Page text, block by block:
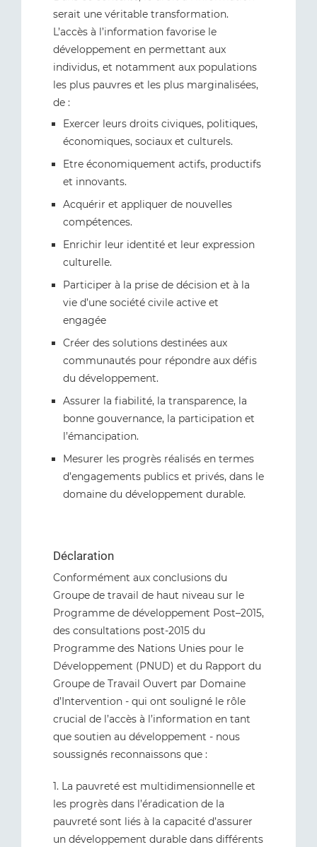
serait une véritable transformation.
L’accès à l’information favorise le
développement en permettant aux
individus, et notamment aux populations
les plus pauvres et les plus marginalisées,
de :
Exercer leurs droits civiques, politiques,
économiques, sociaux et culturels.
Etre économiquement actifs, productifs
et innovants.
Acquérir et appliquer de nouvelles
compétences.
Enrichir leur identité et leur expression
culturelle.
Participer à la prise de décision et à la
vie d’une société civile active et
engagée
Créer des solutions destinées aux
communautés pour répondre aux défis
du développement.
Assurer la fiabilité, la transparence, la
bonne gouvernance, la participation et
l’émancipation.
Mesurer les progrès réalisés en termes
d’engagements publics et privés, dans le
domaine du développement durable.
Déclaration
Conformément aux conclusions du
Groupe de travail de haut niveau sur le
Programme de développement Post–2015,
des consultations post-2015 du
Programme des Nations Unies pour le
Développement (PNUD) et du Rapport du
Groupe de Travail Ouvert par Domaine
d’Intervention - qui ont souligné le rôle
crucial de l’accès à l’information en tant
que soutien au développement - nous
soussignés reconnaissons que :
1. La pauvreté est multidimensionnelle et
les progrès dans l’éradication de la
pauvreté sont liés à la capacité d’assurer
un développement durable dans différents